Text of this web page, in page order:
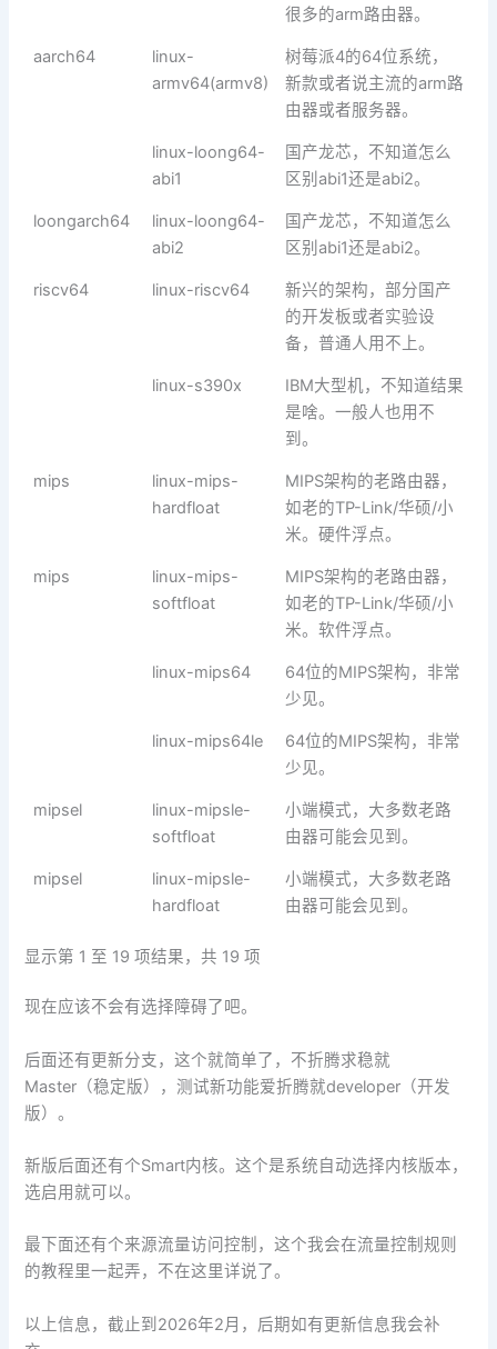
很多的arm路由器。
aarch64
linux-
armv64(armv8)
树莓派4的64位系统，
新款或者说主流的arm路
由器或者服务器。
linux-loong64-
abi1
国产龙芯，不知道怎么
区别abi1还是abi2。
loongarch64
linux-loong64-
abi2
国产龙芯，不知道怎么
区别abi1还是abi2。
riscv64 linux-riscv64
新兴的架构，部分国产
的开发板或者实验设
备，普通人用不上。
linux-s390x
IBM大型机，不知道结果
是啥。一般人也用不
到。
mips
linux-mips-
hardfloat
MIPS架构的老路由器，
如老的TP-Link/华硕/小
米。硬件浮点。
mips
linux-mips-
softfloat
MIPS架构的老路由器，
如老的TP-Link/华硕/小
米。软件浮点。
linux-mips64
64位的MIPS架构，非常
少见。
linux-mips64le
64位的MIPS架构，非常
少见。
mipsel
linux-mipsle-
softfloat
小端模式，大多数老路
由器可能会见到。
mipsel
linux-mipsle-
hardfloat
小端模式，大多数老路
由器可能会见到。
显示第 1 至 19 项结果，共 19 项
现在应该不会有选择障碍了吧。
后面还有更新分支，这个就简单了，不折腾求稳就
Master（稳定版），测试新功能爱折腾就developer（开发
版）。
新版后面还有个Smart内核。这个是系统自动选择内核版本，
选启用就可以。
最下面还有个来源流量访问控制，这个我会在流量控制规则
的教程里一起弄，不在这里详说了。
以上信息，截止到2026年2月，后期如有更新信息我会补